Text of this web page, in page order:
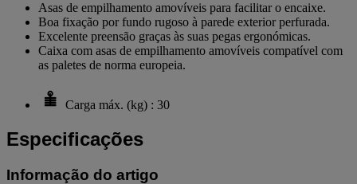
Asas de empilhamento amovíveis para facilitar o encaixe.
Boa fixação por fundo rugoso à parede exterior perfurada.
Excelente preensão graças às suas pegas ergonómicas.
Caixa com asas de empilhamento amovíveis compatível com
as paletes de norma europeia.
Carga máx. (kg) : 30
Especificações
Informação do artigo